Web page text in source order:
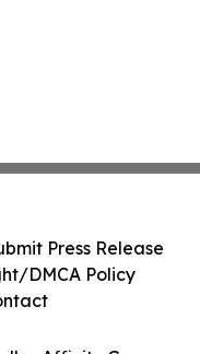
Press Release
DMCA Policy